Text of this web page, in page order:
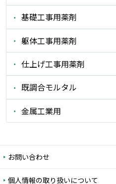
基礎工事用薬剤
躯体工事用薬剤
仕上げ工事用薬剤
既調合モルタル
金属工業用
お問い合わせ
個人情報の取り扱いについて